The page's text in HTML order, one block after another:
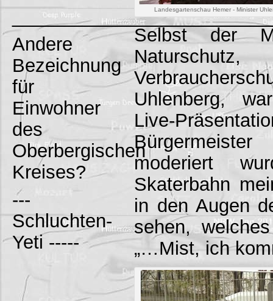
Andere
Bezeichnung
für
Einwohner
des
Oberbergischen
Kreises?
---
Schluchten-
Yeti -----
Landesgartenschau Hemer - Minister
Selbst der
Naturschutz,
Uhlenberg,
Live-
moderiert
Skaterbahn
in den Augen
sehen,
„…Mist, ich